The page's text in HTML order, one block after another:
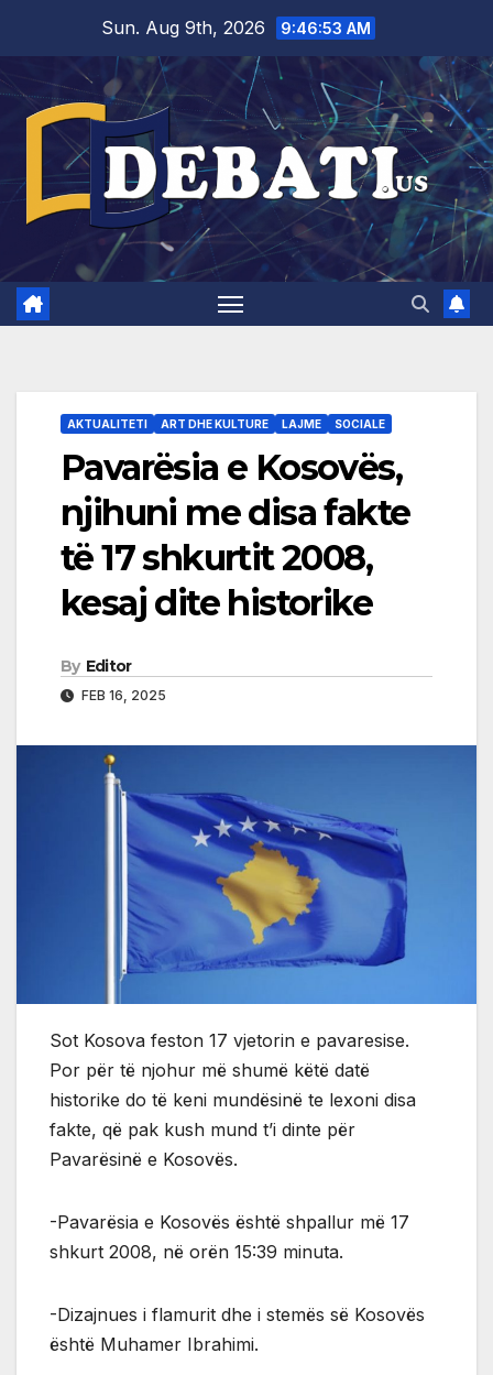
content
Sun. Aug 9th, 2026 9:46:53 AM
AKTUALITETI ART DHE KULTURE LAJME SOCIALE
Pavarësia e Kosovës,
njihuni me disa fakte
të 17 shkurtit 2008,
kesaj dite historike
By Editor
FEB 16, 2025
Sot Kosova feston 17 vjetorin e pavaresise.
Por për të njohur më shumë këtë datë
historike do të keni mundësinë te lexoni disa
fakte, që pak kush mund t’i dinte për
Pavarësinë e Kosovës.
-Pavarësia e Kosovës është shpallur më 17
shkurt 2008, në orën 15:39 minuta.
-Dizajnues i flamurit dhe i stemës së Kosovës
është Muhamer Ibrahimi.